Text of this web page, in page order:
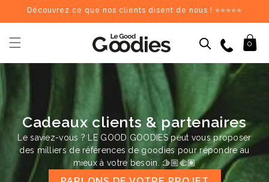
passer
au
contenu
Découvrez ce que nos clients disent de nous ! ⭐⭐⭐⭐⭐
Panier
0
Dernières recherches : Supprimer tout
Recherches populaires
stylocarnetmuggourde totebaggobelet tour de couparapluie
Goodies recommandés
♻️ ♻️
Cadeaux clients & partenaires
Le saviez-vous ? LE GOOD GOODIES peut vous proposer
des milliers de références de goodies pour répondre au
mieux à votre besoin. 🫱🏼‍🫲🏽